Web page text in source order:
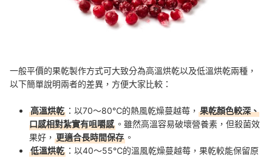
一般平價的果乾製作方式可大致分為高溫烘乾以及低溫烘乾兩種，
以下簡單說明兩者的差異，方便大家比較：
高溫烘乾 ：以70～80℃的熱風乾燥蔓越莓， 果乾顏色較深、
口感相對紮實有咀嚼感 。雖然高溫容易破壞營養素，但殺菌效
果好， 更適合長時間保存 。
低溫烘乾 ：以40～55℃的溫風乾燥蔓越莓，果乾較能保留原